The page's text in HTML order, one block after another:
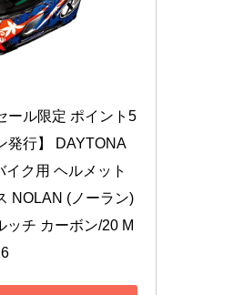
ール限定 ポイント5
発行】 DAYTONA
イク用 ヘルメット
NOLAN (ノーラン)
ッチ カーボン/20 M